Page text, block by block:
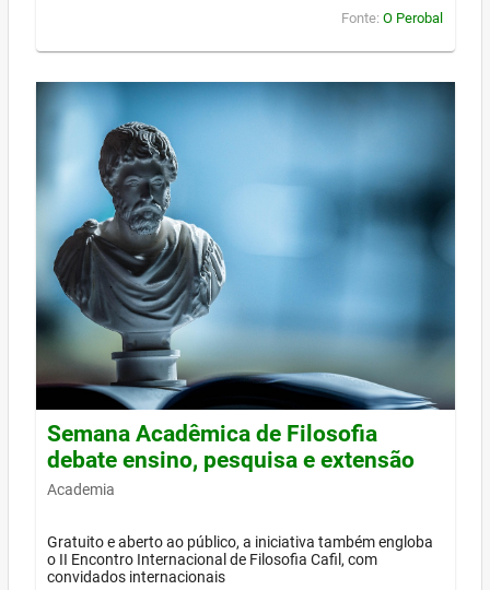
Fonte: O Perobal
Semana Acadêmica de Filosofia
debate ensino, pesquisa e extensão
Academia
Gratuito e aberto ao público, a iniciativa também engloba
o II Encontro Internacional de Filosofia Cafil, com
convidados internacionais